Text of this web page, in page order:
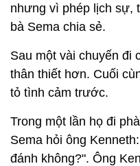
nhưng vì phép lịch sự,
bà Sema chia sẻ.
Sau một vài chuyến đi
thân thiết hơn. Cuối
tỏ tình cảm trước.
Trong một lần họ đi
Sema hỏi ông
đánh không?". Ông